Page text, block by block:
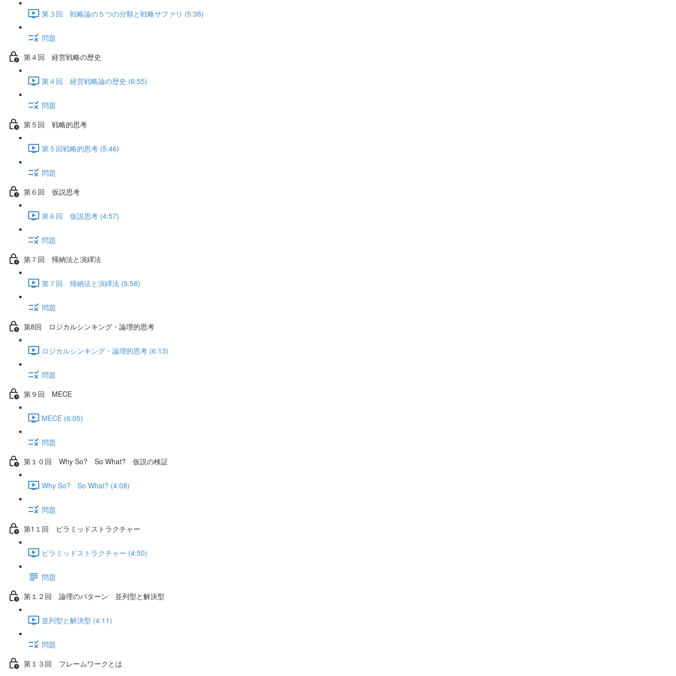
第３回 戦略論の５つの分類と戦略サファリ (5:38)
問題
第４回 経営戦略の歴史
第４回 経営戦略論の歴史 (6:55)
問題
第５回 戦略的思考
第５回戦略的思考 (5:46)
問題
第６回 仮説思考
第６回 仮説思考 (4:57)
問題
第７回 帰納法と演繹法
第７回 帰納法と演繹法 (5:58)
問題
第8回 ロジカルシンキング・論理的思考
ロジカルシンキング・論理的思考 (6:13)
問題
第９回 MECE
MECE (6:05)
問題
第１０回 Why So? So What? 仮説の検証
Why So? So What? (4:08)
問題
第1１回 ピラミッドストラクチャー
ピラミッドストラクチャー (4:50)
問題
第１２回 論理のパターン 並列型と解決型
並列型と解決型 (4:11)
問題
第１３回 フレームワークとは